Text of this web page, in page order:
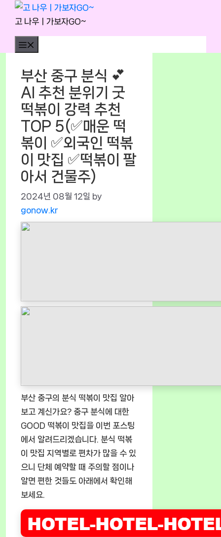
Skip
content
고 나우ㅣ가보자GO~
부산 중구 분식 💕
AI 추천 분위기 굿
떡볶이 강력 추천
TOP 5(✅매운 떡
볶이 ✅외국인 떡볶
이 맛집 ✅떡볶이 팔
아서 건물주)
2024년 08월 12일 by
gonow.kr
부산 중구의 분식 떡볶이 맛집 알아
보고 계신가요? 중구 분식에 대한
GOOD 떡볶이 맛집을 이번 포스팅
에서 알려드리겠습니다. 분식 떡볶
이 맛집 지역별로 편차가 많을 수 있
으니 단체 예약할 때 주의할 점이나
알면 편한 것들도 아래에서 확인해
보세요.